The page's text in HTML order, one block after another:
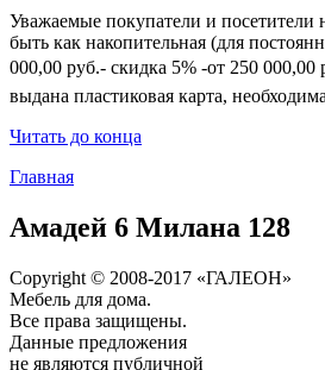
Уважаемые покупатели и
быть как накопительная (для
000,00 руб.- скидка 5% -от 250
выдана пластиковая карта,
Читать до конца
Главная
Амадей 6 Милана 128
Copyright © 2008-2017 «ГАЛЕОН»
Мебель для дома.
Все права защищены.
Данные предложения
не являются публичной